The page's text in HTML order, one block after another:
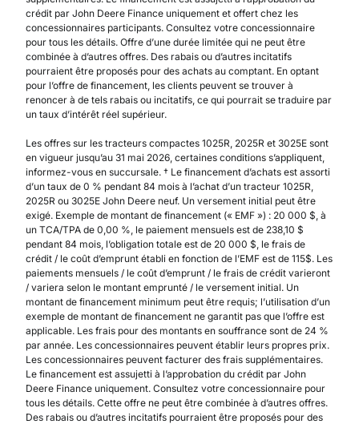
crédit par John Deere Finance uniquement et offert chez les
concessionnaires participants. Consultez votre concessionnaire
pour tous les détails. Offre d’une durée limitée qui ne peut être
combinée à d’autres offres. Des rabais ou d’autres incitatifs
pourraient être proposés pour des achats au comptant. En optant
pour l’offre de financement, les clients peuvent se trouver à
renoncer à de tels rabais ou incitatifs, ce qui pourrait se traduire par
un taux d’intérêt réel supérieur.
Les offres sur les tracteurs compactes 1025R, 2025R et 3025E sont
en vigueur jusqu’au 31 mai 2026, certaines conditions s’appliquent,
informez-vous en succursale. † Le financement d’achats est assorti
d’un taux de 0 % pendant 84 mois à l’achat d’un tracteur 1025R,
2025R ou 3025E John Deere neuf. Un versement initial peut être
exigé. Exemple de montant de financement (« EMF ») : 20 000 $, à
un TCA/TPA de 0,00 %, le paiement mensuels est de 238,10 $
pendant 84 mois, l’obligation totale est de 20 000 $, le frais de
crédit / le coût d’emprunt établi en fonction de l’EMF est de 115$. Les
paiements mensuels / le coût d’emprunt / le frais de crédit varieront
/ variera selon le montant emprunté / le versement initial. Un
montant de financement minimum peut être requis; l’utilisation d’un
exemple de montant de financement ne garantit pas que l’offre est
applicable. Les frais pour des montants en souffrance sont de 24 %
par année. Les concessionnaires peuvent établir leurs propres prix.
Les concessionnaires peuvent facturer des frais supplémentaires.
Le financement est assujetti à l’approbation du crédit par John
Deere Finance uniquement. Consultez votre concessionnaire pour
tous les détails. Cette offre ne peut être combinée à d’autres offres.
Des rabais ou d’autres incitatifs pourraient être proposés pour des